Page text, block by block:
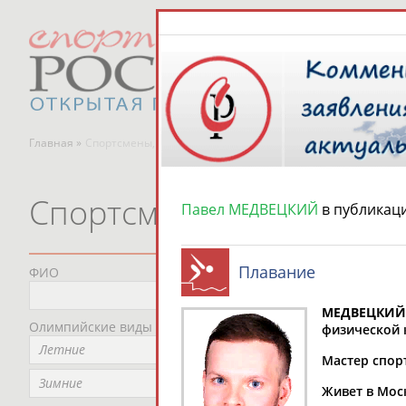
Главная » Спортсмены, тренеры и специалисты
Спортсмены, тренеры
ФИО
Олимпийские виды спорта
Летние
Зимние
Павел МЕДВЕЦКИЙ в
Плавание
физической
Мастер
Живет в